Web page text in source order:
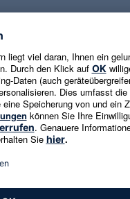
E-Mail-Adresse eingeben
Es gelten die
Kundenbewertung